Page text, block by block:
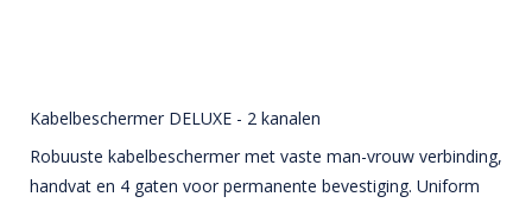
Kabelbeschermer DELUXE - 2 kanalen
Robuuste kabelbeschermer met vaste man-vrouw verbinding,
handvat en 4 gaten voor permanente bevestiging. Uniform